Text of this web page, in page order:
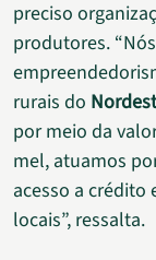
preciso
produtores.
rurais do
por meio da
mel, atuamos
acesso a crédito
locais”, ressalta.